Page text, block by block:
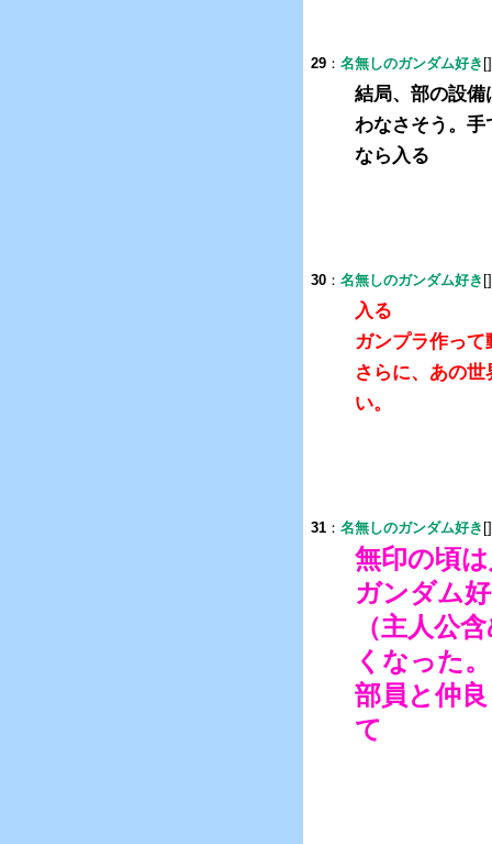
29 ： 名無しのガンダム好き
結局、部の設備
わなさそう。手
なら入る
30 ： 名無しのガンダム好き
入る
ガンプラ作っ
さらに、あの
い。
31 ： 名無しのガンダム好き
無印の頃
ガンダム
（主人公
くなった。
部員と仲
て